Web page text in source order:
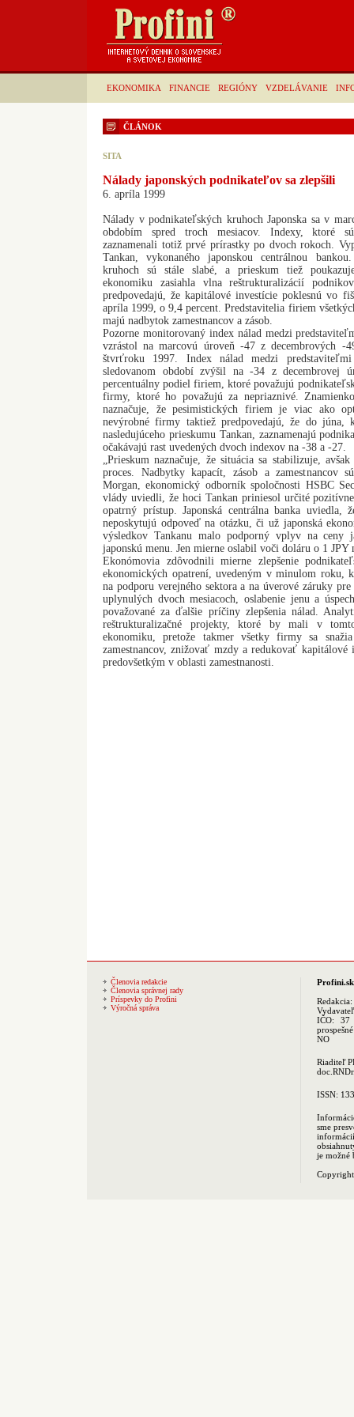
EKONOMIKA FINANCIE REGIÓNY VZDELÁVANIE
ČLÁNOK
SITA
Nálady japonských podnikateľov sa zlepšili
6. apríla 1999
Nálady v podnikateľských kruhoch Japonska sa v
obdobím spred troch mesiacov. Indexy, ktoré
zaznamenali totiž prvé prírastky po dvoch rokoch.
Tankan, vykonaného japonskou centrálnou
kruhoch sú stále slabé, a prieskum tiež
ekonomiku zasiahla vlna reštrukturalizácií
predpovedajú, že kapitálové investície poklesnú vo
apríla 1999, o 9,4 percent. Predstavitelia firiem
majú nadbytok zamestnancov a zásob.
Pozorne monitorovaný index nálad medzi
vzrástol na marcovú úroveň -47 z decembrových
štvrťroku 1997. Index nálad medzi
sledovanom období zvýšil na -34 z decembrovej
percentuálny podiel firiem, ktoré považujú
firmy, ktoré ho považujú za nepriaznivé.
naznačuje, že pesimistických firiem je viac ako
nevýrobné firmy taktiež predpovedajú, že do júna,
nasledujúceho prieskumu Tankan, zaznamenajú
očakávajú rast uvedených dvoch indexov na -38 a -27.
„Prieskum naznačuje, že situácia sa stabilizuje,
proces. Nadbytky kapacít, zásob a zamestnancov
Morgan, ekonomický odborník spoločnosti HSBC
vlády uviedli, že hoci Tankan priniesol určité
opatrný prístup. Japonská centrálna banka uviedla,
neposkytujú odpoveď na otázku, či už japonská
výsledkov Tankanu malo podporný vplyv na ceny
japonskú menu. Jen mierne oslabil voči doláru o 1 JPY
Ekonómovia zdôvodnili mierne zlepšenie
ekonomických opatrení, uvedeným v minulom roku,
na podporu verejného sektora a na úverové záruky
uplynulých dvoch mesiacoch, oslabenie jenu a
považované za ďalšie príčiny zlepšenia nálad.
reštrukturalizačné projekty, ktoré by mali v
ekonomiku, pretože takmer všetky firmy sa
zamestnancov, znižovať mzdy a redukovať kapitálové
predovšetkým v oblasti zamestnanosti.
Členovia redakcie
Členovia správnej rady
Príspevky do Profini
Výročná správa
Profini.sk
Redakcia:
IČO: 37
NO
Riaditeľ
ISSN:
sme
je možné